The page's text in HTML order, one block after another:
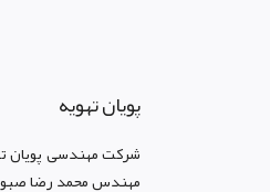
پويان تهويه
شرکت مهندسی پویان